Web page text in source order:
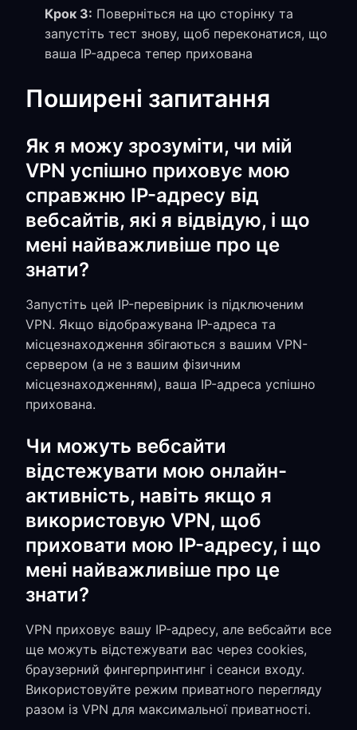
Крок 3: Поверніться на цю сторінку та
запустіть тест знову, щоб переконатися, що
ваша IP-адреса тепер прихована
Поширені запитання
Як я можу зрозуміти, чи мій
VPN успішно приховує мою
справжню IP-адресу від
вебсайтів, які я відвідую, і що
мені найважливіше про це
знати?
Запустіть цей IP-перевірник із підключеним
VPN. Якщо відображувана IP-адреса та
місцезнаходження збігаються з вашим VPN-
сервером (а не з вашим фізичним
місцезнаходженням), ваша IP-адреса успішно
прихована.
Чи можуть вебсайти
відстежувати мою онлайн-
активність, навіть якщо я
використовую VPN, щоб
приховати мою IP-адресу, і що
мені найважливіше про це
знати?
VPN приховує вашу IP-адресу, але вебсайти все
ще можуть відстежувати вас через cookies,
браузерний фингерпринтинг і сеанси входу.
Використовуйте режим приватного перегляду
разом із VPN для максимальної приватності.